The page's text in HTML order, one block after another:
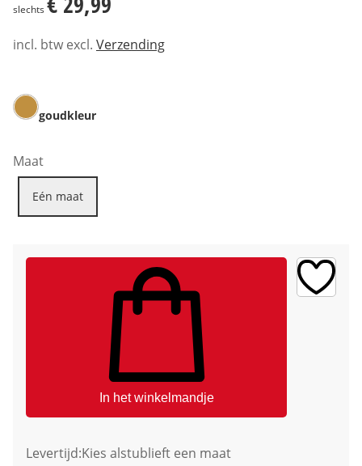
slechts
incl. btw excl. Verzending
goudkleur
Maat
Eén maat
In het winkelmandje
Levertijd:Kies alstublieft een maat